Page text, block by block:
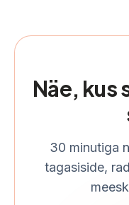
Näe, kus
30 minutiga
tagasiside,